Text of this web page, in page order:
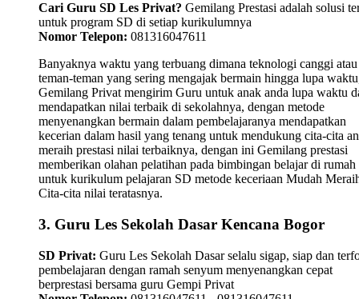
Cari Guru SD Les Privat? Gemilang Prestasi adalah solusi
untuk program SD di setiap kurikulumnya
Nomor Telepon: 081316047611
Banyaknya waktu yang terbuang dimana teknologi canggi atau
teman-teman yang sering mengajak bermain hingga lupa
Gemilang Privat mengirim Guru untuk anak anda lupa waktu
mendapatkan nilai terbaik di sekolahnya, dengan metode
menyenangkan bermain dalam pembelajaranya mendapatkan
kecerian dalam hasil yang tenang untuk mendukung cita-cita
meraih prestasi nilai terbaiknya, dengan ini Gemilang prestasi
memberikan olahan pelatihan pada bimbingan belajar di rumah
untuk kurikulum pelajaran SD metode keceriaan Mudah
Cita-cita nilai teratasnya.
3. Guru Les Sekolah Dasar Kencana Bogor
SD Privat: Guru Les Sekolah Dasar selalu sigap, siap dan
pembelajaran dengan ramah senyum menyenangkan cepat
berprestasi bersama guru Gempi Privat